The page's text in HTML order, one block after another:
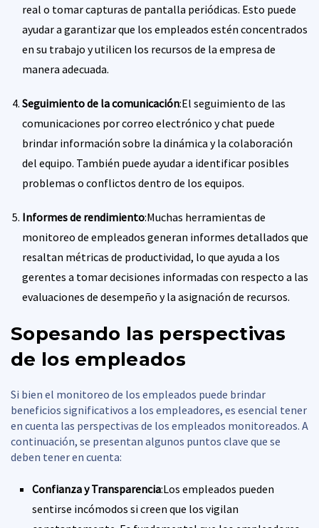
real o tomar capturas de pantalla periódicas. Esto puede
ayudar a garantizar que los empleados estén concentrados
en su trabajo y utilicen los recursos de la empresa de
manera adecuada.
Seguimiento de la comunicación:El seguimiento de las
comunicaciones por correo electrónico y chat puede
brindar información sobre la dinámica y la colaboración
del equipo. También puede ayudar a identificar posibles
problemas o conflictos dentro de los equipos.
Informes de rendimiento:Muchas herramientas de
monitoreo de empleados generan informes detallados que
resaltan métricas de productividad, lo que ayuda a los
gerentes a tomar decisiones informadas con respecto a las
evaluaciones de desempeño y la asignación de recursos.
Sopesando las perspectivas
de los empleados
Si bien el monitoreo de los empleados puede brindar
beneficios significativos a los empleadores, es esencial tener
en cuenta las perspectivas de los empleados monitoreados. A
continuación, se presentan algunos puntos clave que se
deben tener en cuenta:
Confianza y Transparencia:Los empleados pueden
sentirse incómodos si creen que los vigilan